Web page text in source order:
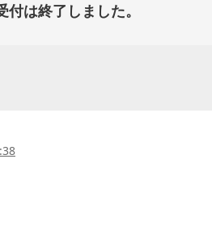
付は終了しました。